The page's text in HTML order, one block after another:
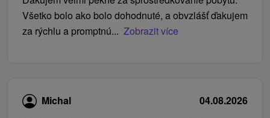
Všetko bolo ako bolo dohodnuté, a obvzlášť ďakujem
za rýchlu a promptnú... Zobrazit více
Michal
04.08.2026